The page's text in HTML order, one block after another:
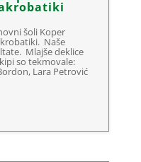
šoli Koper
Naše
Mlajše deklice
so tekmovale:
Lara Petrović